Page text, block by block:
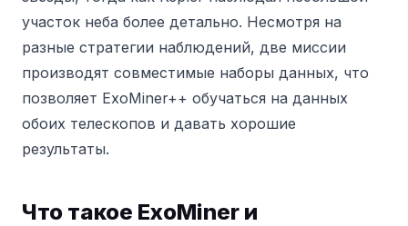
участок неба более детально. Несмотря на
разные стратегии наблюдений, две миссии
производят совместимые наборы данных, что
позволяет ExoMiner++ обучаться на данных
обоих телескопов и давать хорошие
результаты.
Что такое ExoMiner и